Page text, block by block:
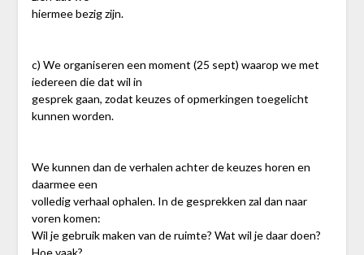
hiermee bezig zijn.
c) We organiseren een moment (25 sept) waarop we met
iedereen die dat wil in
gesprek gaan, zodat keuzes of opmerkingen toegelicht
kunnen worden.
We kunnen dan de verhalen achter de keuzes horen en
daarmee een
volledig verhaal ophalen. In de gesprekken zal dan naar
voren komen:
Wil je gebruik maken van de ruimte? Wat wil je daar doen?